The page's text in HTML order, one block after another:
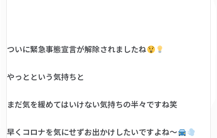
ついに緊急事態宣言が解除されましたね
やっとという気持ちと
まだ気を緩めてはいけない気持ちの半々ですね笑
早くコロナを気にせずお出かけしたいですよね〜